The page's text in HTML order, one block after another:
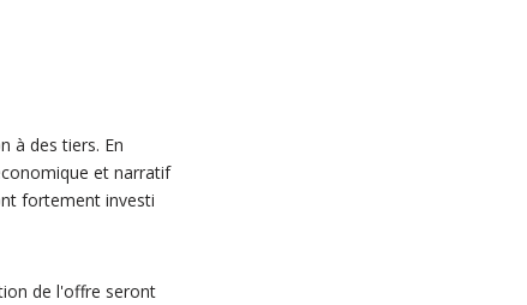
à des tiers. En
et narratif
fortement investi
de l'offre seront